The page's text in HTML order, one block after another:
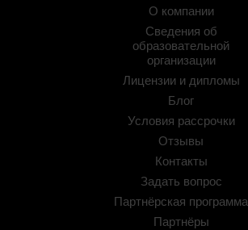
О компании
Сведения об
образовательной
организации
Лицензии и дипломы
Блог
Условия рассрочки
Отзывы
Контакты
Задать вопрос
Партнёрская программа
Партнёры